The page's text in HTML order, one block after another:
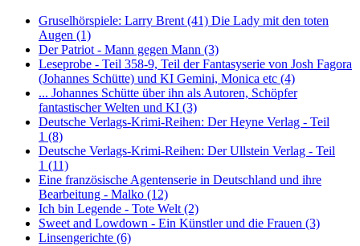
Gruselhörspiele: Larry Brent (41) Die Lady mit den toten
Augen (1)
Der Patriot - Mann gegen Mann (3)
Leseprobe - Teil 358-9, Teil der Fantasyserie von Josh Fagora
(Johannes Schütte) und KI Gemini, Monica etc (4)
... Johannes Schütte über ihn als Autoren, Schöpfer
fantastischer Welten und KI (3)
Deutsche Verlags-Krimi-Reihen: Der Heyne Verlag - Teil
1 (8)
Deutsche Verlags-Krimi-Reihen: Der Ullstein Verlag - Teil
1 (11)
Eine französische Agentenserie in Deutschland und ihre
Bearbeitung - Malko (12)
Ich bin Legende - Tote Welt (2)
Sweet and Lowdown - Ein Künstler und die Frauen (3)
Linsengerichte (6)